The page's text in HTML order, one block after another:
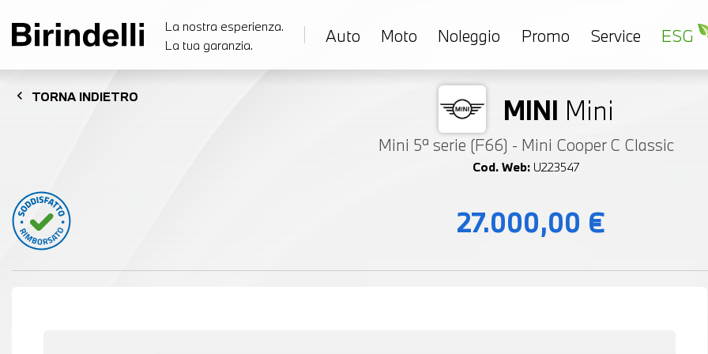
La nostra esperienza.
La tua garanzia.
Auto Moto Noleggio Promo Service ESG
chevron_left TORNA INDIETRO MINI Mini
Mini 5ª serie (F66) - Mini Cooper C Classic
Cod. Web: U223547
27.000,00 €